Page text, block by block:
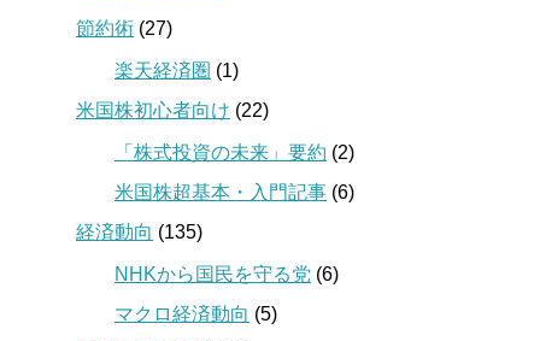
節約術 (27)
楽天経済圏 (1)
米国株初心者向け (22)
「株式投資の未来」要約 (2)
米国株超基本・入門記事 (6)
経済動向 (135)
NHKから国民を守る党 (6)
マクロ経済動向 (5)